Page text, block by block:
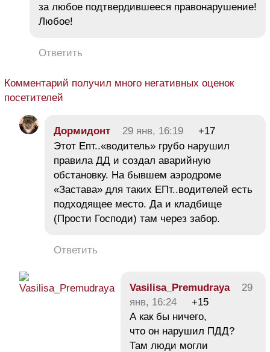
за любое подтвердившееся правонарушение!
Любое!
Ответить
Комментарий получил много негативных оценок
посетителей
Дормидонт 29 янв, 16:19
+17
Этот Епт..«водитель» грубо нарушил
правила ДД и создал аварийную
обстановку. На бывшем аэродроме
«Застава» для таких ЕПт..водителей есть
подходящее место. Да и кладбище
(Прости Господи) там через забор.
Ответить
Vasilisa_Premudraya
29
янв, 16:24
+15
А как бы ничего,
что он нарушил ПДД?
Там люди могли